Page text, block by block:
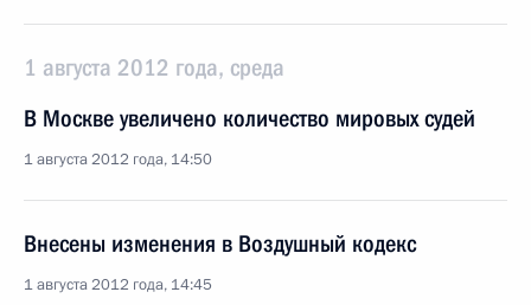
1 августа 2012 года, среда
В Москве увеличено количество мировых судей
1 августа 2012 года, 14:50
Внесены изменения в Воздушный кодекс
1 августа 2012 года, 14:45